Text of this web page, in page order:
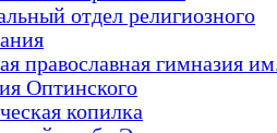
отдел религиозного
православная гимназия
Оптинского
копилка